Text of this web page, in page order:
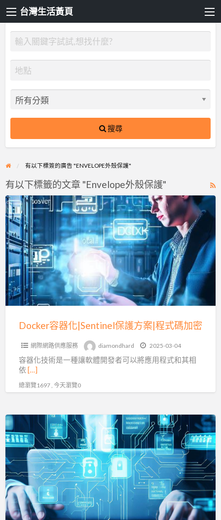
台灣生活黃頁
搜尋
有以下標簽的廣告 "ENVELOPE外殼保護"
有以下標籤的文章 "Envelope外殼保護"
Docker
容
器
化|Sentinel
保
護
方
案|
程
Docker容器化|Sentinel保護方案|程式碼加密
網際網路供應服務 diamondhard 2025-03-04
容器化技術是一種讓軟體開發者可以將應用程式和其相
依 […]
總瀏覽1697 , 今天瀏覽0
Sentinel
LDK
軟
體
授
權
管
理|Python